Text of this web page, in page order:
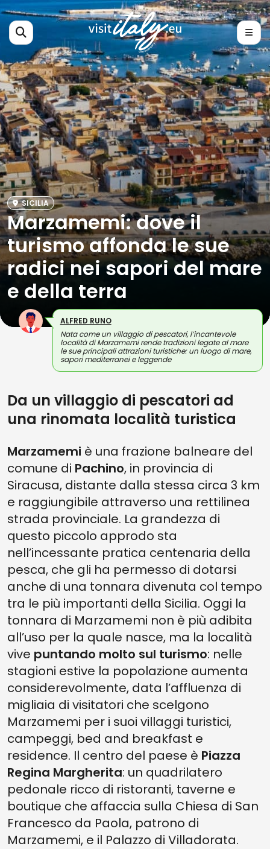
SICILIA
Marzamemi: dove il
turismo affonda le sue
radici nei sapori del mare
e della terra
ALFRED RUNO
Nata come un villaggio di pescatori, l’incantevole
località di Marzamemi rende tradizioni legate al mare
le sue principali attrazioni turistiche: un luogo di mare,
sapori mediterranei e leggende
Da un villaggio di pescatori ad
una rinomata località turistica
Marzamemi è una frazione balneare del
comune di Pachino, in provincia di
Siracusa, distante dalla stessa circa 3 km
e raggiungibile attraverso una rettilinea
strada provinciale. La grandezza di
questo piccolo approdo sta
nell’incessante pratica centenaria della
pesca, che gli ha permesso di dotarsi
anche di una tonnara divenuta col tempo
tra le più importanti della Sicilia. Oggi la
tonnara di Marzamemi non è più adibita
all’uso per la quale nasce, ma la località
vive puntando molto sul turismo: nelle
stagioni estive la popolazione aumenta
considerevolmente, data l’affluenza di
migliaia di visitatori che scelgono
Marzamemi per i suoi villaggi turistici,
campeggi, bed and breakfast e
residence. Il centro del paese è Piazza
Regina Margherita: un quadrilatero
pedonale ricco di ristoranti, taverne e
boutique che affaccia sulla Chiesa di San
Francesco da Paola, patrono di
Marzamemi, e il Palazzo di Villadorata.